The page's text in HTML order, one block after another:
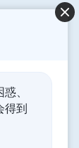
是非人
的固有的
’，那就
持在肉身
是维持正
一切正常
、
得到